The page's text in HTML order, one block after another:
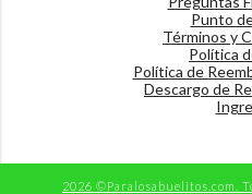
Punto
Términos y
​Política
Política de
Descargo de
2026 ©Paralosabuelitos.com.